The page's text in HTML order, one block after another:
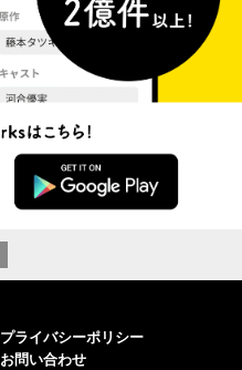
プライバシーポリシー
お問い合わせ